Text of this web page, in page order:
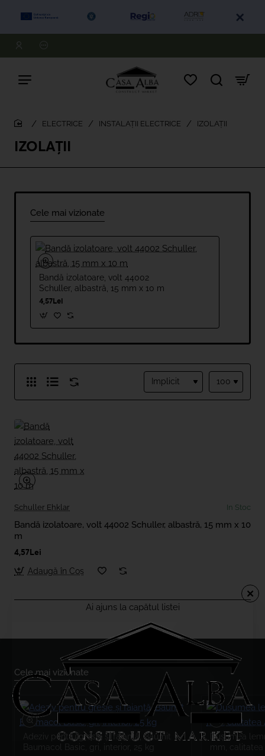
IZOLAȚII
ELECTRICE INSTALAȚII ELECTRICE IZOLAȚII
Cele mai vizionate
Bandă izolatoare, volt 44002
Schuller, albastră, 15 mm x 10 m
4,57Lei
Schuller Ehklar In Stoc
Bandă izolatoare, volt 44002 Schuller, albastră, 15 mm x 10
m
4,57Lei
Adaugă în Coş
Ai ajuns la capătul listei
Cele mai vizionate
Adeziv pentru gresie și faianță, Baumit
Baumacol Basic, gri, interior, 25 kg
Dușumea
mm,